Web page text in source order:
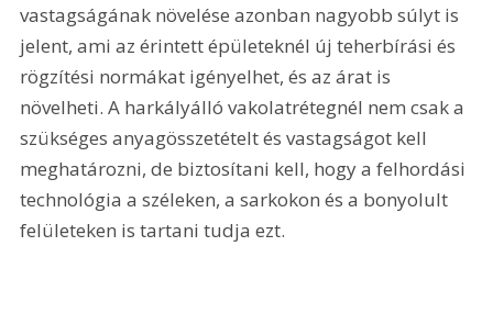
vastagságának növelése azonban nagyobb súlyt is
jelent, ami az érintett épületeknél új teherbírási és
rögzítési normákat igényelhet, és az árat is
növelheti. A harkályálló vakolatrétegnél nem csak a
szükséges anyagösszetételt és vastagságot kell
meghatározni, de biztosítani kell, hogy a felhordási
technológia a széleken, a sarkokon és a bonyolult
felületeken is tartani tudja ezt.